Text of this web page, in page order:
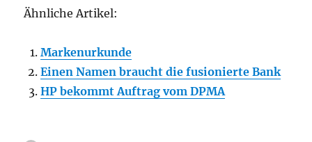
Ähnliche Artikel:
Markenurkunde
Einen Namen braucht die fusionierte Bank
HP bekommt Auftrag vom DPMA